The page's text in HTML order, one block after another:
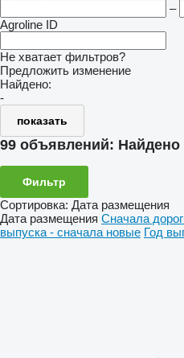
–
Agroline ID
Не хватает фильтров?
Предложить изменение
Найдено:
-
показать
99 объявлений: Найдено
Фильтр
Сортировка: Дата размещения
Дата размещения Сначала
выпуска - сначала новые Год